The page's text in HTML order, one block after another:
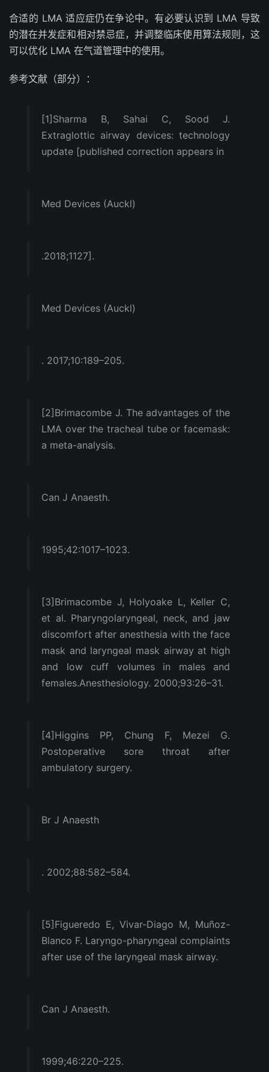
合适的 LMA 适应症仍在争论中。有必要认识到 LMA 导致
的潜在并发症和相对禁忌症，并调整临床使用算法规则，这
可以优化 LMA 在气道管理中的使用。
参考文献（部分）：
[1]Sharma B, Sahai C, Sood J.
Extraglottic airway devices: technology
update [published correction appears in
Med Devices (Auckl)
.2018;1127].
Med Devices (Auckl)
. 2017;10:189–205.
[2]Brimacombe J. The advantages of the
LMA over the tracheal tube or facemask:
a meta-analysis.
Can J Anaesth.
1995;42:1017–1023.
[3]Brimacombe J, Holyoake L, Keller C,
et al. Pharyngolaryngeal, neck, and jaw
discomfort after anesthesia with the face
mask and laryngeal mask airway at high
and low cuff volumes in males and
females.Anesthesiology. 2000;93:26–31.
[4]Higgins PP, Chung F, Mezei G.
Postoperative sore throat after
ambulatory surgery.
Br J Anaesth
. 2002;88:582–584.
[5]Figueredo E, Vivar-Diago M, Muñoz-
Blanco F. Laryngo-pharyngeal complaints
after use of the laryngeal mask airway.
Can J Anaesth.
1999;46:220–225.